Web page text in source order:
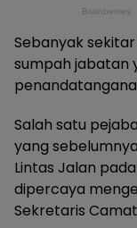
Sebanyak
sumpah jabatan
Salah satu
yang
Lintas Jalan
dipercaya
Sekretaris